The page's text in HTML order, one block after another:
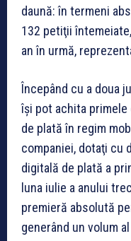
daună: în termeni
132 petiţii
an în urmă,
Începând cu a doua
îşi pot achita
de plată în regim
companiei, dotaţi cu
digitală de plată a
luna iulie a anului
premieră absolută
generând un volum